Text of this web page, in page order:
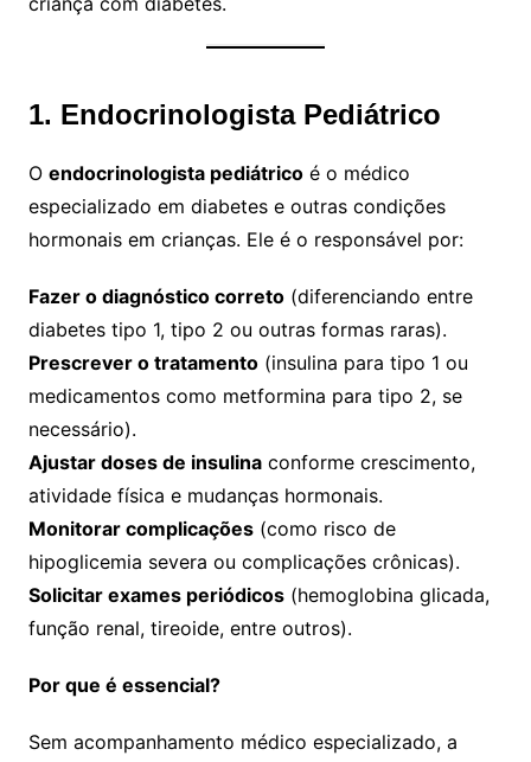
1. Endocrinologista Pediátrico
O endocrinologista pediátricoé o médico
especializado em diabetes e outras condições
hormonais em crianças. Ele é o responsável por:
Fazer o diagnóstico correto(diferenciando entre
diabetes tipo 1, tipo 2 ou outras formas raras).
Prescrever o tratamento(insulina para tipo 1 ou
medicamentos como metformina para tipo 2, se
necessário).
Ajustar doses de insulinaconforme crescimento,
atividade física e mudanças hormonais.
Monitorar complicações(como risco de
hipoglicemia severa ou complicações crônicas).
Solicitar exames periódicos(hemoglobina glicada,
função renal, tireoide, entre outros).
Por que é essencial?
Sem acompanhamento médico especializado, a